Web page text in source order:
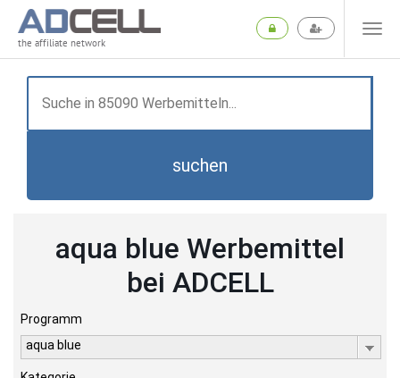
the affiliate network
suchen
aqua blue Werbemittel
bei ADCELL
Programm
aqua blue